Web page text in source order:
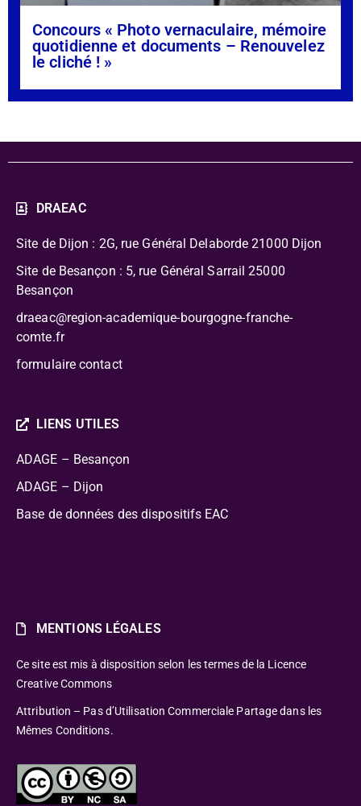
Concours « Photo vernaculaire, mémoire
quotidienne et documents – Renouvelez
le cliché ! »
DRAEAC
Site de Dijon : 2G, rue Général Delaborde 21000 Dijon
Site de Besançon : 5, rue Général Sarrail 25000
Besançon
draeac@region-academique-bourgogne-franche-
comte.fr
formulaire contact
LIENS UTILES
ADAGE – Besançon
ADAGE – Dijon
Base de données des dispositifs EAC
MENTIONS LÉGALES
Ce site est mis à disposition selon les termes de la Licence
Creative Commons
Attribution – Pas d’Utilisation Commerciale Partage dans les
Mêmes Conditions.